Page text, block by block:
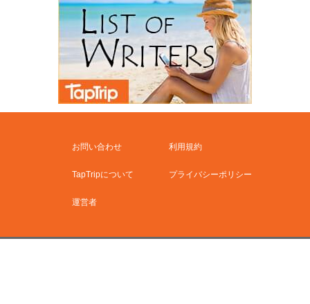
お問い合わせ 利用規約
TapTripについて プライバシーポリシー
運営者